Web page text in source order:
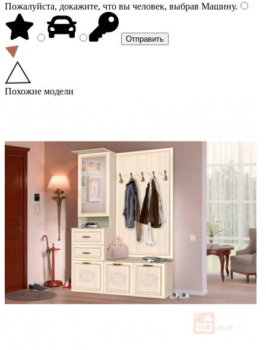
Пожалуйста, докажите, что вы человек, выбрав Машину.
Похожие модели